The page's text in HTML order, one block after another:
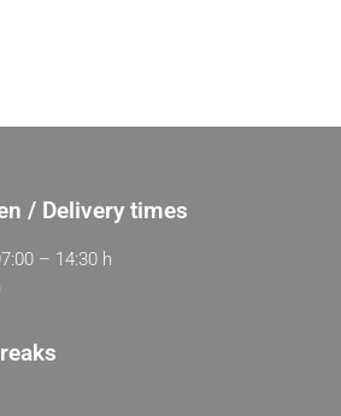
/ Delivery times
– 14:30 h